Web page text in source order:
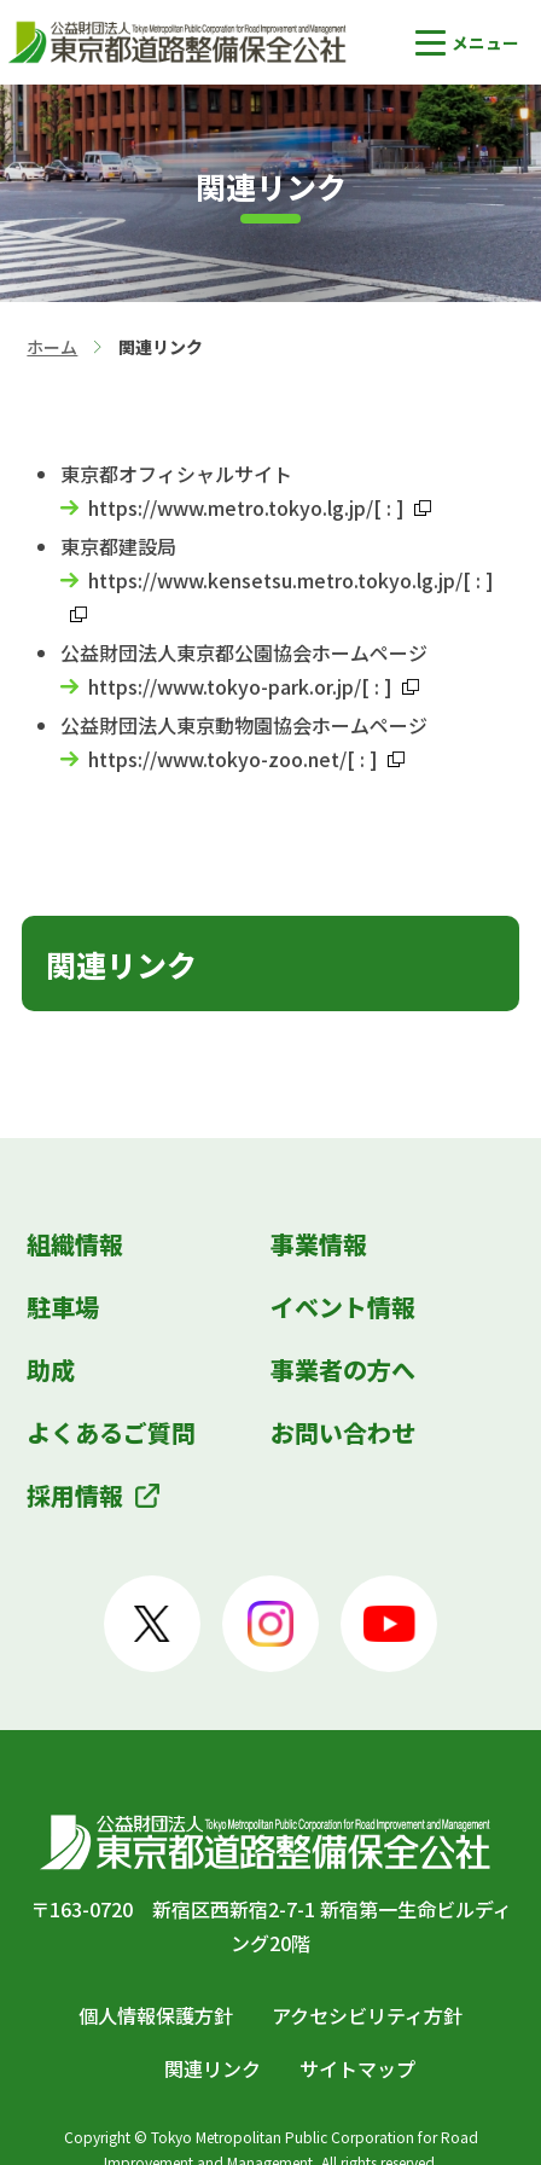
関連リンク
ホーム
関連リンク
東京都オフィシャルサイト
https://www.metro.tokyo.lg.jp/[ : ]
東京都建設局
https://www.kensetsu.metro.tokyo.lg.jp/[ : ]
公益財団法人東京都公園協会ホームページ
https://www.tokyo-park.or.jp/[ : ]
公益財団法人東京動物園協会ホームページ
https://www.tokyo-zoo.net/[ : ]
関連リンク
組織情報
事業情報
駐車場
イベント情報
助成
事業者の方へ
よくあるご質問
お問い合わせ
採用情報
〒163-0720 新宿区西新宿2-7-1 新宿第一生命ビルディ
ング20階
個人情報保護方針
アクセシビリティ方針
関連リンク
サイトマップ
Copyright © Tokyo Metropolitan Public Corporation for Road